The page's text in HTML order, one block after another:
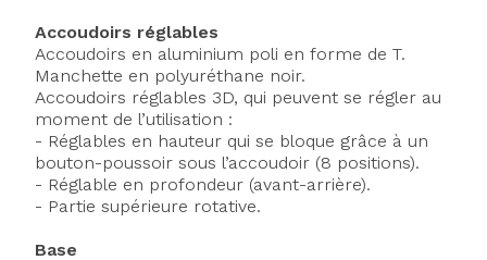
Accoudoirs réglables
Accoudoirs en aluminium poli en forme de T.
Manchette en polyuréthane noir.
Accoudoirs réglables 3D, qui peuvent se régler au
moment de l’utilisation :
- Réglables en hauteur qui se bloque grâce à un
bouton-poussoir sous l’accoudoir (8 positions).
- Réglable en profondeur (avant-arrière).
- Partie supérieure rotative.
Base